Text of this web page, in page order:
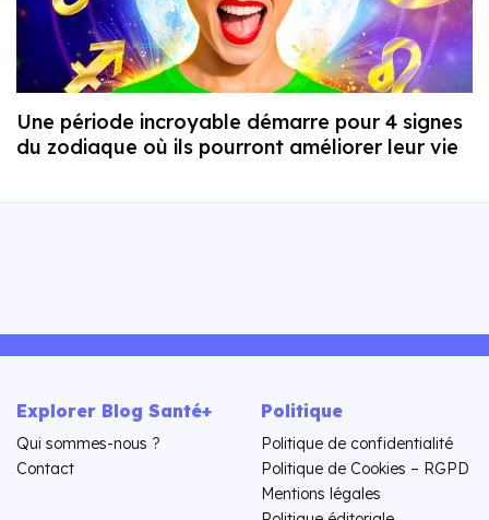
Une période incroyable démarre pour 4 signes
du zodiaque où ils pourront améliorer leur vie
Explorer Blog Santé+
Qui sommes-nous ?
Contact
Politique
Politique de confidentialité
Politique de Cookies – RGPD
Mentions légales